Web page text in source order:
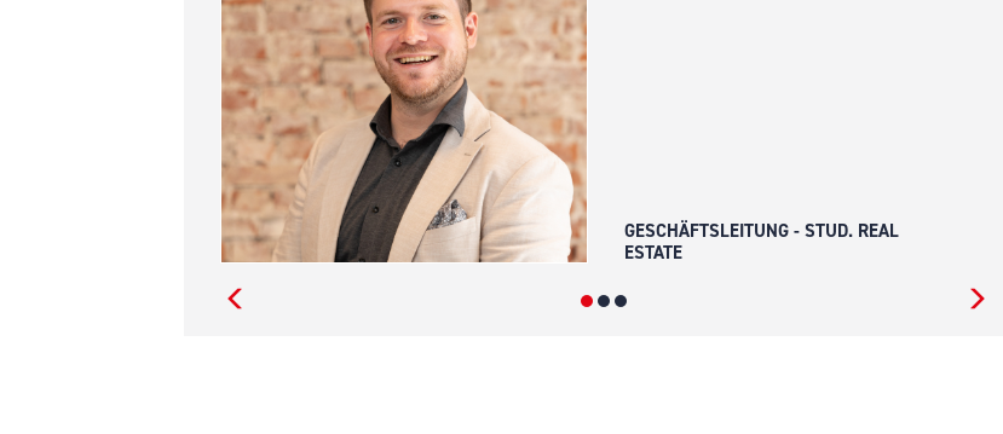
GESCHÄFTSLEITUNG - STUD. REAL
ESTATE